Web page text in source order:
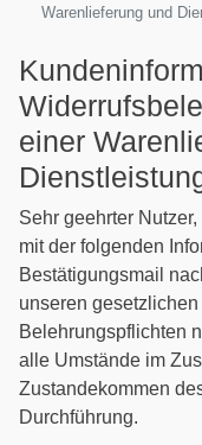
Warenlieferung und
einer
Sehr geehrter Nutzer,
mit der folgenden
Bestätigungsmail
unseren
Belehrungspflichten
alle Umstände im
Zustandekommen
Durchführung.